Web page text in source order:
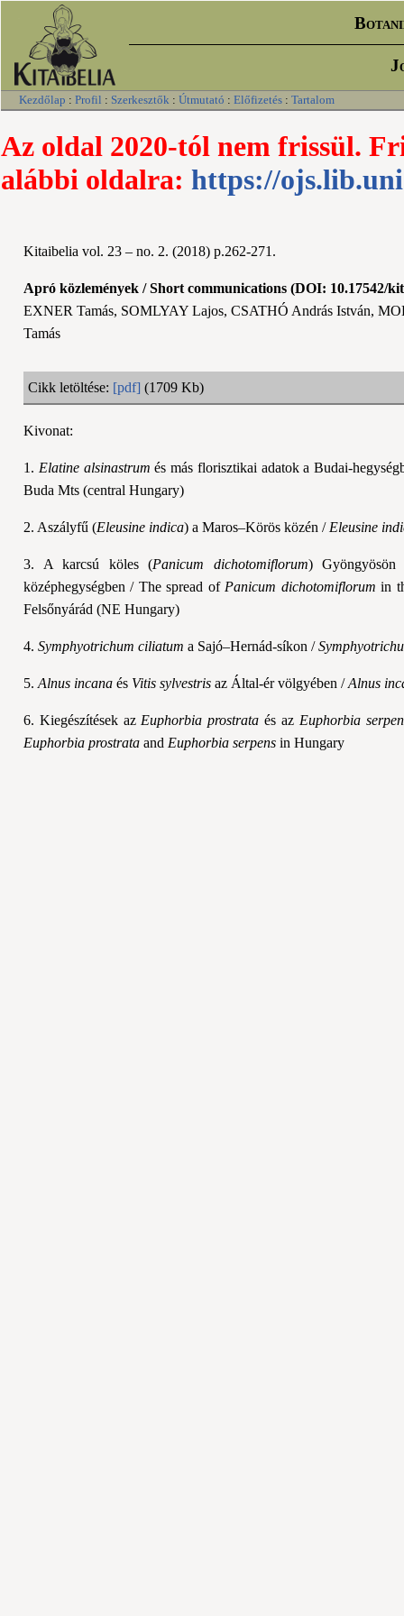
Kezdőlap : Profil : Szerkesztők : Útmutató : Előfizetés : Tartalom
Az oldal 2020-tól nem frissül.
alábbi oldalra: https://
Kitaibelia vol. 23 – no. 2. (2018) p.262-271.
Apró közlemények / Short communications (DOI: 10.17542/
EXNER Tamás, SOMLYAY Lajos, CSATHÓ András István,
Tamás
Cikk letöltése: [pdf] (1709 Kb)
Kivonat:
1. Elatine alsinastrum és más florisztikai adatok a Budai-
Buda Mts (central Hungary)
2. Aszályfű (Eleusine indica) a Maros–Körös közén / Eleusine
3. A karcsú köles (Panicum dichotomiflorum) Gyöngyösön
középhegységben / The spread of Panicum dichotomiflorum in
Felsőnyárád (NE Hungary)
4. Symphyotrichum ciliatum a Sajó–Hernád-síkon /
5. Alnus incana és Vitis sylvestris az Által-ér völgyében /Alnus
6. Kiegészítések az Euphorbia prostrata és az Euphorbia
Euphorbia prostrata and Euphorbia serpens in Hungary